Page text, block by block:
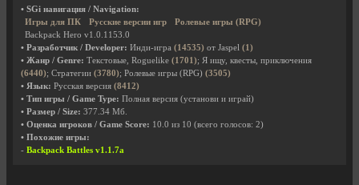
• SGi навигация / Navigation:
Игры для ПК
Русские версии игр
Ролевые игры (RPG)
Backpack Hero v1.0.1153.0
• Разработчик / Developer: Инди-игра (14535) от Jaspel (1)
• Жанр / Genre: Текстовые, Roguelike (1701); Я ищу, квесты, приключения
(6440); Стратегии (3780); Ролевые игры (RPG) (3505)
• Язык: Русская версия (8412)
• Тип игры / Game Type: Полная версия (установи и играй)
• Размер / Size: 377.34 Мб.
• Оценка игроков / Game Score: 10.0 из 10 (всего голосов: 2)
• Похожие игры:
- Backpack Battles v1.1.7a